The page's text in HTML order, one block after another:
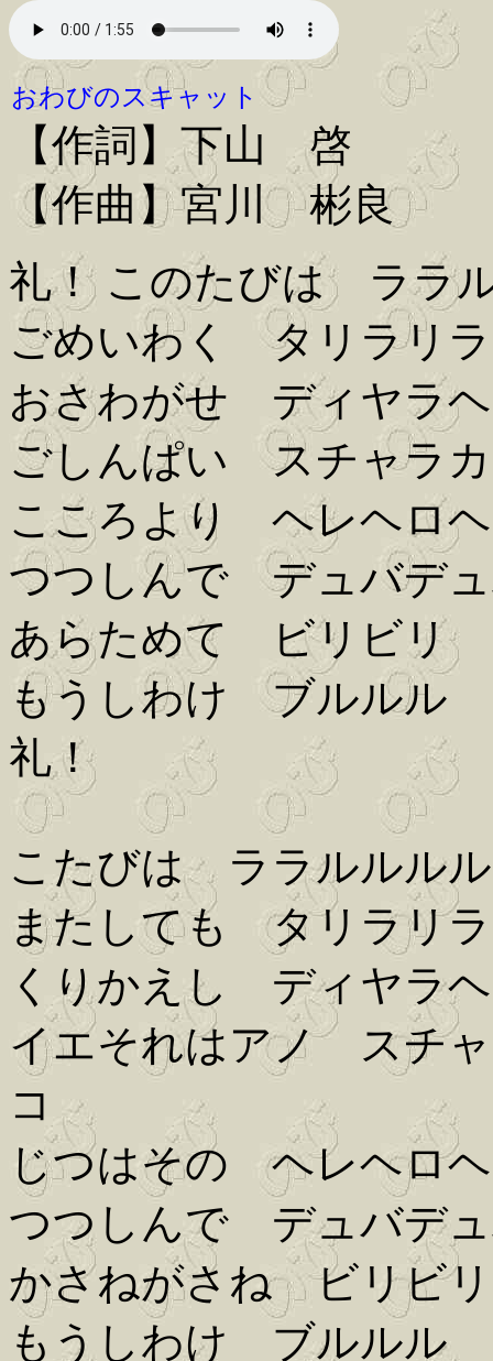
おわびのスキャット
【作詞】下山 啓
【作曲】宮川 彬良
礼！ このたびは ララ
ごめいわく タリラリラ
おさわがせ ディヤラ
ごしんぱい スチャラ
こころより ヘレヘロ
つつしんで デュバデ
あらためて ビリビリ
もうしわけ ブルルル
礼！
こたびは ララルルルル
またしても タリラリラ
くりかえし ディヤラ
イエそれはアノ スチ
コ
じつはその ヘレヘロ
つつしんで デュバデ
かさねがさね ビリビリ
もうしわけ ブルルル